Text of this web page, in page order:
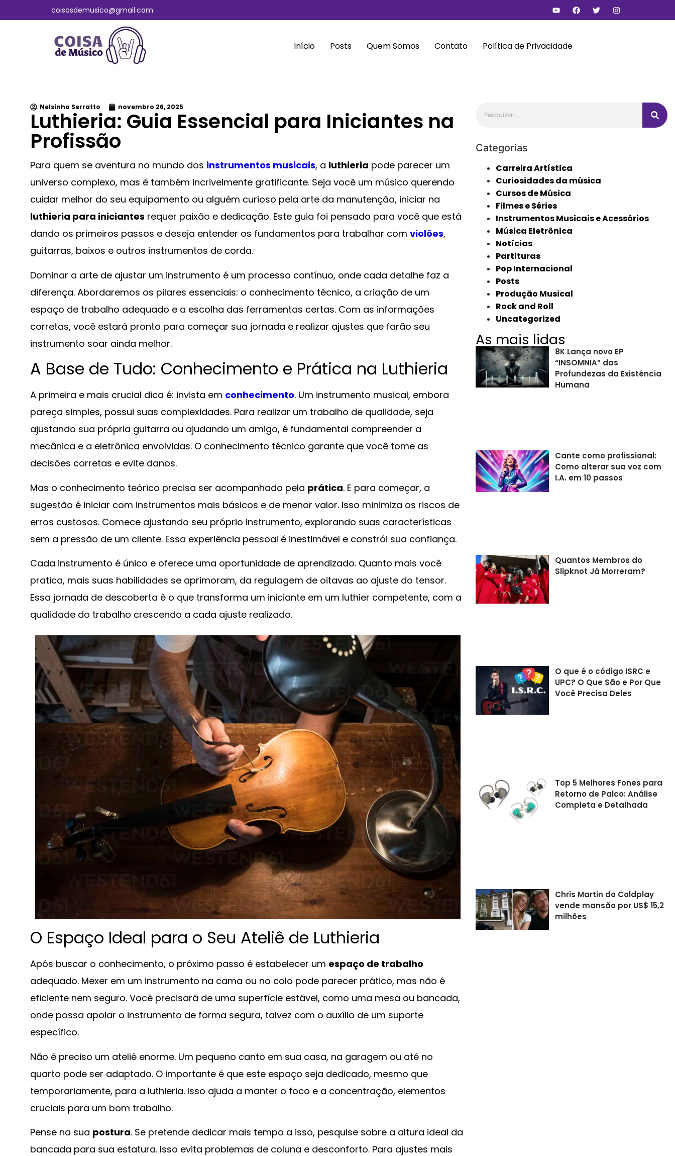
coisasdemusico@gmail.com
Início Posts Quem Somos Contato Política de Privacidade
Nelsinho Serratto novembro 26, 2025
Luthieria: Guia Essencial para Iniciantes na
Profissão
Para quem se aventura no mundo dos instrumentos musicais, a luthieria pode parecer um
universo complexo, mas é também incrivelmente gratificante. Seja você um músico querendo
cuidar melhor do seu equipamento ou alguém curioso pela arte da manutenção, iniciar na
luthieria para iniciantes requer paixão e dedicação. Este guia foi pensado para você que está
dando os primeiros passos e deseja entender os fundamentos para trabalhar com violões,
guitarras, baixos e outros instrumentos de corda.
Dominar a arte de ajustar um instrumento é um processo contínuo, onde cada detalhe faz a
diferença. Abordaremos os pilares essenciais: o conhecimento técnico, a criação de um
espaço de trabalho adequado e a escolha das ferramentas certas. Com as informações
corretas, você estará pronto para começar sua jornada e realizar ajustes que farão seu
instrumento soar ainda melhor.
A Base de Tudo: Conhecimento e Prática na Luthieria
A primeira e mais crucial dica é: invista em conhecimento. Um instrumento musical, embora
pareça simples, possui suas complexidades. Para realizar um trabalho de qualidade, seja
ajustando sua própria guitarra ou ajudando um amigo, é fundamental compreender a
mecânica e a eletrônica envolvidas. O conhecimento técnico garante que você tome as
decisões corretas e evite danos.
Mas o conhecimento teórico precisa ser acompanhado pela prática. E para começar, a
sugestão é iniciar com instrumentos mais básicos e de menor valor. Isso minimiza os riscos de
erros custosos. Comece ajustando seu próprio instrumento, explorando suas características
sem a pressão de um cliente. Essa experiência pessoal é inestimável e constrói sua confiança.
Cada instrumento é único e oferece uma oportunidade de aprendizado. Quanto mais você
pratica, mais suas habilidades se aprimoram, da regulagem de oitavas ao ajuste do tensor.
Essa jornada de descoberta é o que transforma um iniciante em um luthier competente, com a
qualidade do trabalho crescendo a cada ajuste realizado.
O Espaço Ideal para o Seu Ateliê de Luthieria
Após buscar o conhecimento, o próximo passo é estabelecer um espaço de trabalho
adequado. Mexer em um instrumento na cama ou no colo pode parecer prático, mas não é
eficiente nem seguro. Você precisará de uma superfície estável, como uma mesa ou bancada,
onde possa apoiar o instrumento de forma segura, talvez com o auxílio de um suporte
específico.
Não é preciso um ateliê enorme. Um pequeno canto em sua casa, na garagem ou até no
quarto pode ser adaptado. O importante é que este espaço seja dedicado, mesmo que
temporariamente, para a luthieria. Isso ajuda a manter o foco e a concentração, elementos
cruciais para um bom trabalho.
Pense na sua postura. Se pretende dedicar mais tempo a isso, pesquise sobre a altura ideal da
bancada para sua estatura. Isso evita problemas de coluna e desconforto. Para ajustes mais
Categorias
Carreira Artística
Curiosidades da música
Cursos de Música
Filmes e Séries
Instrumentos Musicais e Acessórios
Música Eletrônica
Notícias
Partituras
Pop Internacional
Posts
Produção Musical
Rock and Roll
Uncategorized
As mais lidas
8K Lança novo EP
“INSOMNIA” das
Profundezas da Existência
Humana
Cante como profissional:
Como alterar sua voz com
I.A. em 10 passos
Quantos Membros do
Slipknot Já Morreram?
O que é o código ISRC e
UPC? O Que São e Por Que
Você Precisa Deles
Top 5 Melhores Fones para
Retorno de Palco: Análise
Completa e Detalhada
Chris Martin do Coldplay
vende mansão por US$ 15,2
milhões